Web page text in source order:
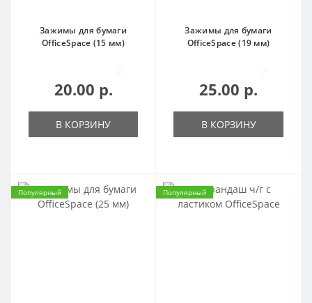
Зажимы для бумаги
OfficeSpace (15 мм)
20.00 р.
В КОРЗИНУ
Зажимы для бумаги
OfficeSpace (19 мм)
25.00 р.
В КОРЗИНУ
Популярный Популярный